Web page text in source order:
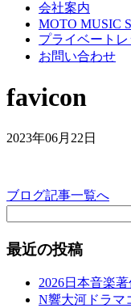
会社案内
MOTO MUSIC
プライベート
お問い合わせ
favicon
2023年06月22日
ブログ記事一覧へ
最近の投稿
2026日本音楽
N響大河ドラマ